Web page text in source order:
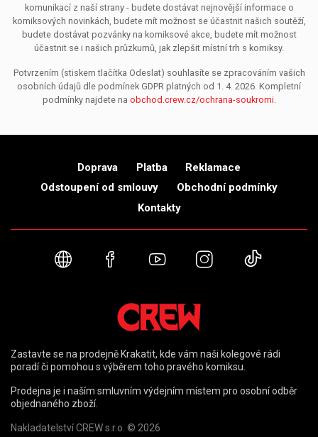
komunikací z naší strany - budete dostávat nejnovější informace o
komiksových novinkách, budete mít možnost se účastnit našich soutěží,
budete dostávat pozvánky na komiksové akce, budete mít možnost
účastnit se i našich průzkumů, jak zlepšit místní trh s komiksy.
Potvrzením (stiskem tlačítka Odeslat) souhlasíte se zpracováním vašich
osobních údajů dle podmínek GDPR platných od 1. 4. 2026. Kompletní
podmínky najdete na obchod.crew.cz/ochrana-soukromi.
Doprava Platba
Reklamace
Odstoupení od smlouvy
Obchodní podmínky
Kontakty
Webové stránky
FacebookYouTubeInstagram
Zastavte se na prodejně Krakatit, kde vám naši kolegové rádi
poradí či pomohou s výběrem toho pravého komiksu.
Prodejna je i naším smluvním výdejním místem pro osobní odběr
objednaného zboží.
Nakladatelství CREW s.r.o. © 2026